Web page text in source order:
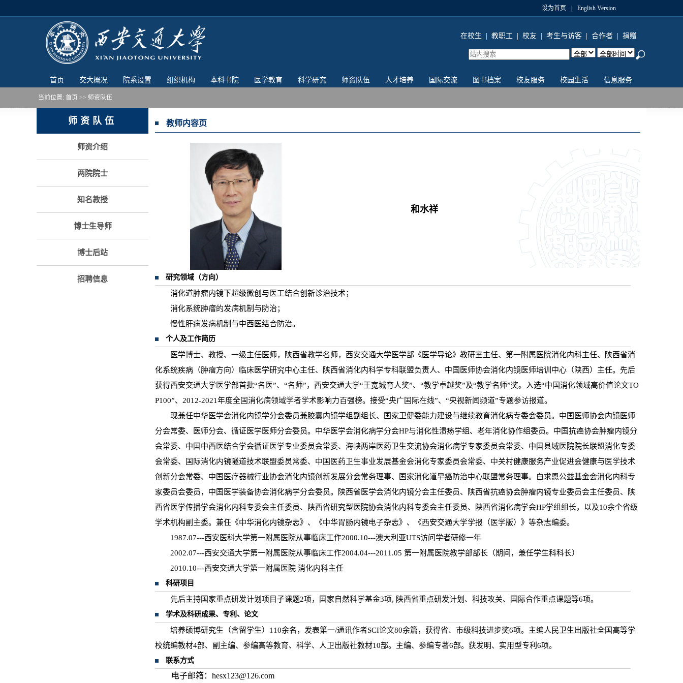
设为首页 English Version
在校生 教职工 校友 考生与访客 合作者 捐赠
首页 交大概况 院系设置 组织机构 本科书院 医学教育 科学研究 师资队伍 人才培养 国际交流 图书档案 校友服务 校园生活 信息服务
当前位置: 首页 >> 师资队伍
师资队伍
师资介绍
两院院士
知名教授
博士生导师
博士后站
招聘信息
教师内容页
和水祥
研究领域（方向）
消化道肿瘤内镜下超级微创与医工结合创新诊治技术；
消化系统肿瘤的发病机制与防治；
慢性肝病发病机制与中西医结合防治。
个人及工作简历
医学博士、教授、一级主任医师，陕西省教学名师，西安交通大学医学部《医学导论》教研室主任、第一附属医院消化内科主任、陕西省消
化系统疾病（肿瘤方向）临床医学研究中心主任、陕西省消化内科学专科联盟负责人、中国医师协会消化内镜医师培训中心（陕西）主任。先后
获得西安交通大学医学部首批“名医”、“名师”，西安交通大学“王宽城育人奖”、“教学卓越奖”及“教学名师”奖。入选“中国消化领域高价值论文TO
P100”、2012-2021年度全国消化病领域学者学术影响力百强榜。接受“央广国际在线”、“央视新闻频道”专题参访报道。
现兼任中华医学会消化内镜学分会委员兼胶囊内镜学组副组长、国家卫健委能力建设与继续教育消化病专委会委员。中国医师协会内镜医师
分会常委、医师分会、循证医学医师分会委员。中华医学会消化病学分会HP与消化性溃疡学组、老年消化协作组委员。中国抗癌协会肿瘤内镜分
会常委、中国中西医结合学会循证医学专业委员会常委、海峡两岸医药卫生交流协会消化病学专家委员会常委、中国县域医院院长联盟消化专委
会常委、国际消化内镜隧道技术联盟委员常委、中国医药卫生事业发展基金会消化专家委员会常委、中关村健康服务产业促进会健康与医学技术
创新分会常委、中国医疗器械行业协会消化内镜创新发展分会常务理事、国家消化道早癌防治中心联盟常务理事。白求恩公益基金会消化内科专
家委员会委员，中国医学装备协会消化病学分会委员。陕西省医学会消化内镜分会主任委员、陕西省抗癌协会肿瘤内镜专业委员会主任委员、陕
西省医学传播学会消化内科专委会主任委员、陕西省研究型医院协会消化内科专委会主任委员、陕西省消化病学会HP学组组长，以及10余个省级
学术机构副主委。兼任《中华消化内镜杂志》、《中华胃肠内镜电子杂志》、《西安交通大学学报（医学版）》等杂志编委。
1987.07---西安医科大学第一附属医院从事临床工作2000.10---澳大利亚UTS访问学者研修一年
2002.07---西安交通大学第一附属医院从事临床工作2004.04---2011.05 第一附属医院教学部部长（期间，兼任学生科科长）
2010.10---西安交通大学第一附属医院 消化内科主任
科研项目
先后主持国家重点研发计划项目子课题2项，国家自然科学基金3项, 陕西省重点研发计划、科技攻关、国际合作重点课题等6项。
学术及科研成果、专利、论文
培养硕博研究生（含留学生）110余名，发表第一/通讯作者SCI论文80余篇，获得省、市级科技进步奖6项。主编人民卫生出版社全国高等学
校统编教材4部、副主编、参编高等教育、科学、人卫出版社教材10部。主编、参编专著6部。获发明、实用型专利6项。
联系方式
电子邮箱：hesx123@126.com